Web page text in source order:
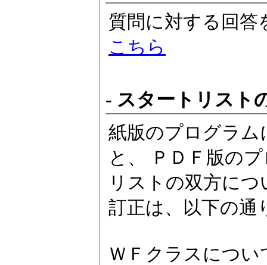
質問に対する回答
こちら
- スタートリスト
紙版のプログラ
と、 ＰＤＦ版の
リストの双方に
訂正は、以下の通
ＷＦクラスにつ